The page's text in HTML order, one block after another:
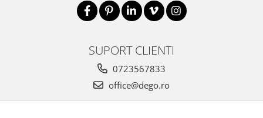
SUPORT CLIENTI
0723567833
office@dego.ro